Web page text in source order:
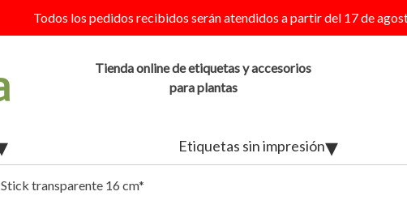
Todos los pedidos recibidos serán atendidos a partir del 17 de
Tienda online de etiquetas y accesorios
para plantas
Etiquetas sin impresión
Stick transparente 16 cm*